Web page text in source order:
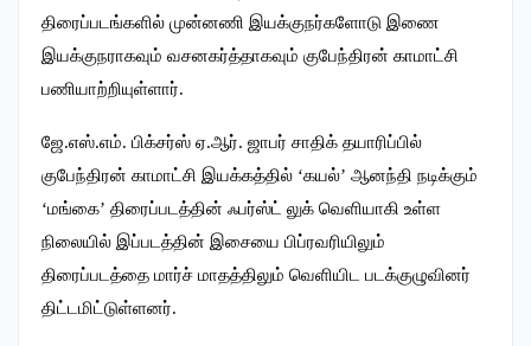
திரைப்படங்களில் முன்னணி இயக்குநர்களோடு இணை
இயக்குநராகவும் வசனகர்த்தாகவும் குபேந்திரன் காமாட்சி
பணியாற்றியுள்ளார்.
ஜே.எஸ்.எம். பிக்சர்ஸ் ஏ.ஆர். ஜாபர் சாதிக் தயாரிப்பில்
குபேந்திரன் காமாட்சி இயக்கத்தில் ‘கயல்’ ஆனந்தி நடிக்கும்
‘மங்கை’ திரைப்படத்தின் ஃபர்ஸ்ட் லுக் வெளியாகி உள்ள
நிலையில் இப்படத்தின் இசையை பிப்ரவரியிலும்
திரைப்படத்தை மார்ச் மாதத்திலும் வெளியிட படக்குழுவினர்
திட்டமிட்டுள்ளனர்.